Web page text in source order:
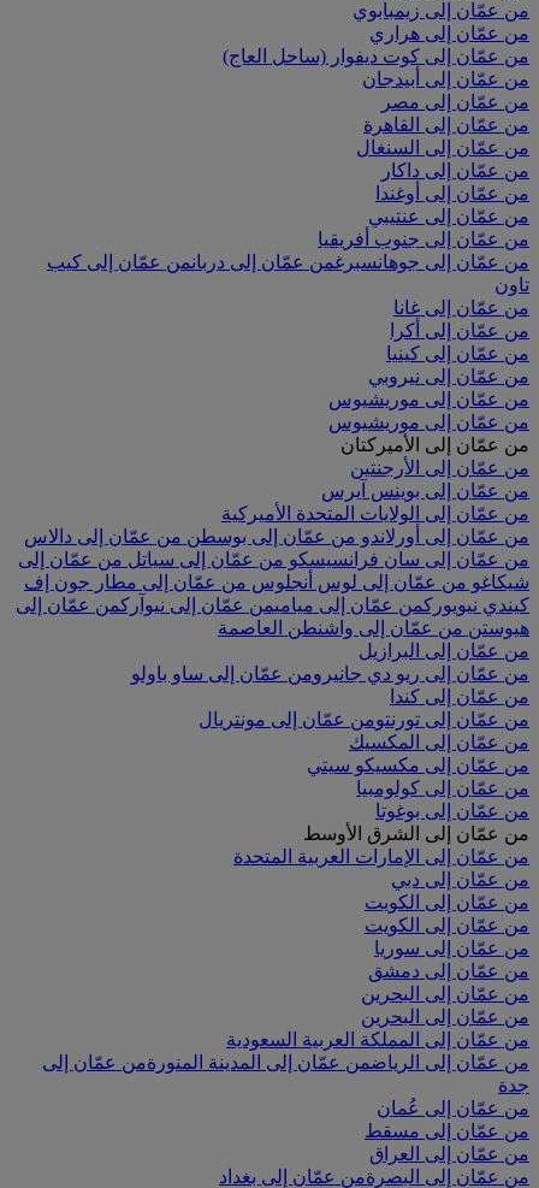
من عمّان إلى زيمبابوي
من عمّان إلى هراري
من عمّان إلى كوت ديفوار (ساحل العاج)
من عمّان إلى أبيدجان
من عمّان إلى مصر
من عمّان إلى القاهرة
من عمّان إلى السنغال
من عمّان إلى داكار
من عمّان إلى أوغندا
من عمّان إلى عنتيبي
من عمّان إلى جنوب أفريقيا
من عمّان إلى جوهانسبرغمن عمّان إلى دربانمن عمّان إلى كيب
تاون
من عمّان إلى غانا
من عمّان إلى أكرا
من عمّان إلى كينيا
من عمّان إلى نيروبي
من عمّان إلى موريشيوس
من عمّان إلى موريشيوس
من عمّان إلى الأميركتان
من عمّان إلى الأرجنتين
من عمّان إلى بوينس آيرس
من عمّان إلى الولايات المتحدة الأميركية
من عمّان إلى أورلاندو من عمّان إلى بوسطن من عمّان إلى دالاس
من عمّان إلى سان فرانسيسكو من عمّان إلى سياتل من عمّان إلى
شيكاغو من عمّان إلى لوس أنجلوس من عمّان إلى مطار جون إف
كيندي نيويوركمن عمّان إلى مياميمن عمّان إلى نيوآركمن عمّان إلى
هيوستن من عمّان إلى واشنطن العاصمة
من عمّان إلى البرازيل
من عمّان إلى ريو دي جانيرومن عمّان إلى ساو باولو
من عمّان إلى كندا
من عمّان إلى تورنتومن عمّان إلى مونتريال
من عمّان إلى المكسيك
من عمّان إلى مكسيكو سيتي
من عمّان إلى كولومبيا
من عمّان إلى بوغوتا
من عمّان إلى الشرق الأوسط
من عمّان إلى الإمارات العربية المتحدة
من عمّان إلى دبي
من عمّان إلى الكويت
من عمّان إلى الكويت
من عمّان إلى سوريا
من عمّان إلى دمشق
من عمّان إلى البحرين
من عمّان إلى البحرين
من عمّان إلى المملكة العربية السعودية
من عمّان إلى الرياضمن عمّان إلى المدينة المنورةمن عمّان إلى
جدة
من عمّان إلى عُمان
من عمّان إلى مسقط
من عمّان إلى العراق
من عمّان إلى البصرةمن عمّان إلى بغداد